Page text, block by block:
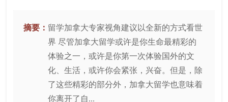
摘要： 留学加拿大专家视角建议以全新的方式看世
界 尽管加拿大留学或许是你生命最精彩的
体验之一，或许是你第一次体验国外的文
化、生活，或许你会紧张，兴奋。但是，除
了这些精彩的部分外，加拿大留学也意味着
你离开了自...